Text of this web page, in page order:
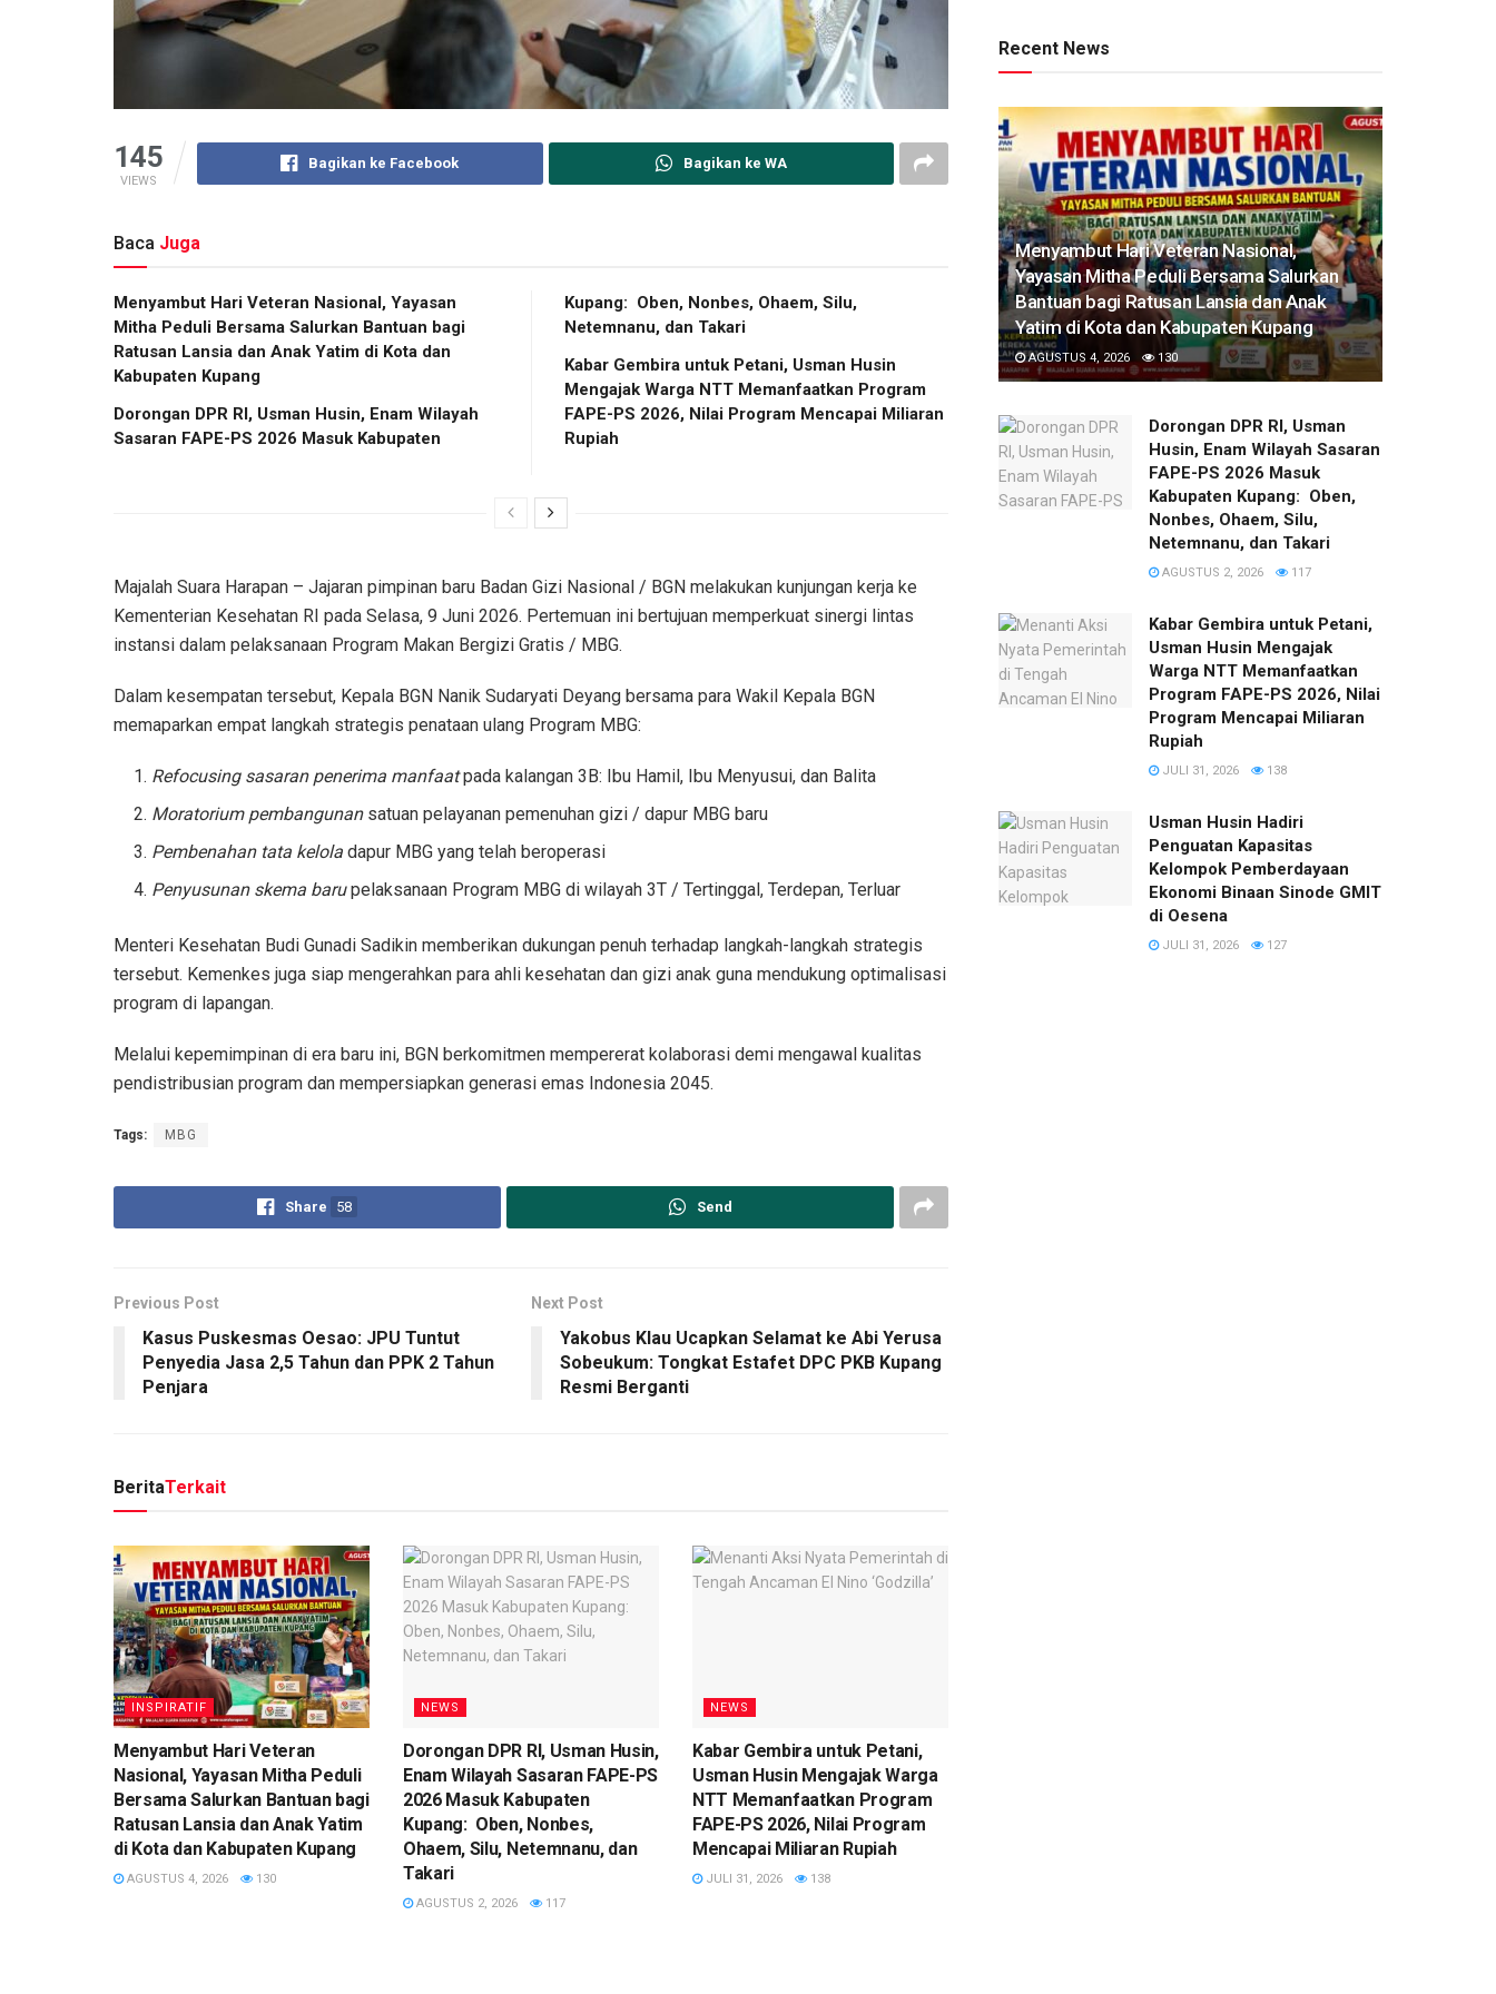
145
VIEWS
Bagikan ke Facebook Bagikan ke WA
Baca Juga
​Menyambut Hari Veteran Nasional, Yayasan
Mitha Peduli Bersama Salurkan Bantuan bagi
Ratusan Lansia dan Anak Yatim di Kota dan
Kabupaten Kupang
Dorongan DPR RI, Usman Husin, Enam Wilayah
Sasaran FAPE-PS 2026 Masuk Kabupaten
Kupang: Oben, Nonbes, Ohaem, Silu,
Netemnanu, dan Takari
Kabar Gembira untuk Petani, Usman Husin
Mengajak Warga NTT Memanfaatkan Program
FAPE-PS 2026, Nilai Program Mencapai Miliaran
Rupiah
Majalah Suara Harapan – Jajaran pimpinan baru Badan Gizi Nasional / BGN melakukan kunjungan kerja ke
Kementerian Kesehatan RI pada Selasa, 9 Juni 2026. Pertemuan ini bertujuan memperkuat sinergi lintas
instansi dalam pelaksanaan Program Makan Bergizi Gratis / MBG.
Dalam kesempatan tersebut, Kepala BGN Nanik Sudaryati Deyang bersama para Wakil Kepala BGN
memaparkan empat langkah strategis penataan ulang Program MBG:
Refocusing sasaran penerima manfaatpada kalangan 3B: Ibu Hamil, Ibu Menyusui, dan Balita
Moratorium pembangunansatuan pelayanan pemenuhan gizi / dapur MBG baru
Pembenahan tata kelola dapur MBG yang telah beroperasi
Penyusunan skema barupelaksanaan Program MBG di wilayah 3T / Tertinggal, Terdepan, Terluar
Menteri Kesehatan Budi Gunadi Sadikin memberikan dukungan penuh terhadap langkah-langkah strategis
tersebut. Kemenkes juga siap mengerahkan para ahli kesehatan dan gizi anak guna mendukung optimalisasi
program di lapangan.
Melalui kepemimpinan di era baru ini, BGN berkomitmen mempererat kolaborasi demi mengawal kualitas
pendistribusian program dan mempersiapkan generasi emas Indonesia 2045.
Tags: MBG
Share 58 Send
Previous Post
​Kasus Puskesmas Oesao: JPU Tuntut
Penyedia Jasa 2,5 Tahun dan PPK 2 Tahun
Penjara
Next Post
Yakobus Klau Ucapkan Selamat ke Abi Yerusa
Sobeukum: Tongkat Estafet DPC PKB Kupang
Resmi Berganti
BeritaTerkait
INSPIRATIF
​Menyambut Hari Veteran
Nasional, Yayasan Mitha Peduli
Bersama Salurkan Bantuan bagi
Ratusan Lansia dan Anak Yatim
di Kota dan Kabupaten Kupang
AGUSTUS 4, 2026 130
NEWS
Dorongan DPR RI, Usman Husin,
Enam Wilayah Sasaran FAPE-PS
2026 Masuk Kabupaten
Kupang: Oben, Nonbes,
Ohaem, Silu, Netemnanu, dan
Takari
AGUSTUS 2, 2026 117
NEWS
Kabar Gembira untuk Petani,
Usman Husin Mengajak Warga
NTT Memanfaatkan Program
FAPE-PS 2026, Nilai Program
Mencapai Miliaran Rupiah
JULI 31, 2026 138
Recent News
​Menyambut Hari Veteran Nasional,
Yayasan Mitha Peduli Bersama Salurkan
Bantuan bagi Ratusan Lansia dan Anak
Yatim di Kota dan Kabupaten Kupang
AGUSTUS 4, 2026 130
Dorongan DPR RI, Usman
Husin, Enam Wilayah Sasaran
FAPE-PS 2026 Masuk
Kabupaten Kupang: Oben,
Nonbes, Ohaem, Silu,
Netemnanu, dan Takari
AGUSTUS 2, 2026 117
Kabar Gembira untuk Petani,
Usman Husin Mengajak
Warga NTT Memanfaatkan
Program FAPE-PS 2026, Nilai
Program Mencapai Miliaran
Rupiah
JULI 31, 2026 138
​Usman Husin Hadiri
Penguatan Kapasitas
Kelompok Pemberdayaan
Ekonomi Binaan Sinode GMIT
di Oesena
JULI 31, 2026 127